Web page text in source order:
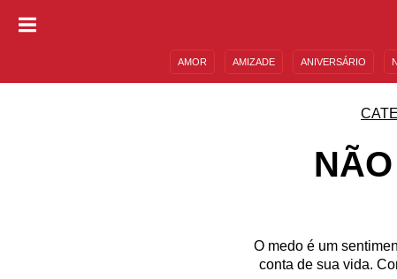
AMOR AMIZADE ANIVERSÁRIO
O medo é um
conta de sua vida.